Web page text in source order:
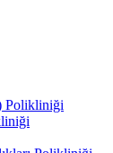
Polikliniği